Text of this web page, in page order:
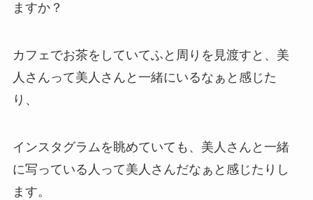
ますか？
カフェでお茶をしていてふと周りを見渡すと、美
人さんって美人さんと一緒にいるなぁと感じた
り、
インスタグラムを眺めていても、美人さんと一緒
に写っている人って美人さんだなぁと感じたりし
ます。